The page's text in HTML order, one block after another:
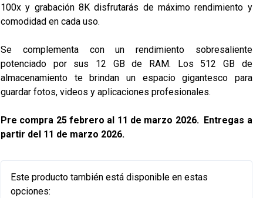
100x y grabación 8Kdisfrutarás de máximo rendimiento y
comodidad en cada uso.
Se complementa con un rendimiento sobresaliente
potenciado por sus 12 GB de RAM. Los 512 GB de
almacenamiento te brindan un espacio gigantesco para
guardar fotos, videos y aplicaciones profesionales.
Pre compra 25 febrero al 11 de marzo 2026. Entregas a
partir del 11 de marzo 2026.
Este producto también está disponible en estas
opciones: